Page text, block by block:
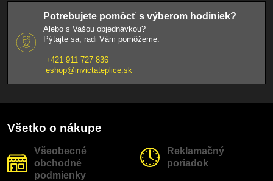
Potrebujete pomôcť s výberom hodiniek?
Alebo s Vašou objednávkou?
Pýtajte sa, radi Vám pomôžeme.
+421 911 727 836
eshop@invictateplice.sk
Všetko o nákupe
Všeobecné
obchodné
podmienky
Reklamačný
poriadok